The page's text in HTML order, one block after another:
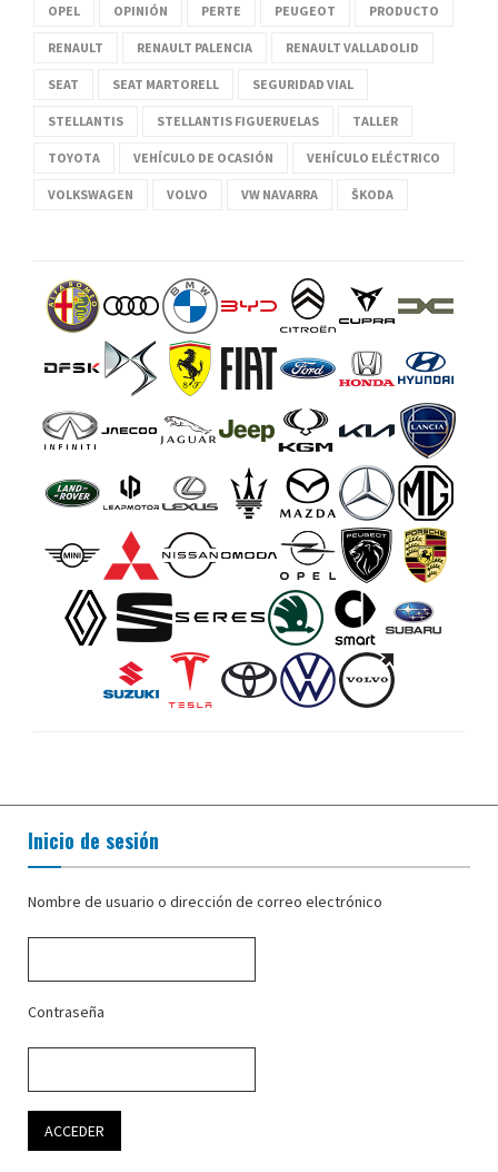
OPEL OPINIÓN PERTE PEUGEOT PRODUCTO
RENAULT RENAULT PALENCIA RENAULT VALLADOLID
SEAT SEAT MARTORELL SEGURIDAD VIAL
STELLANTIS STELLANTIS FIGUERUELAS TALLER
TOYOTA VEHÍCULO DE OCASIÓN VEHÍCULO ELÉCTRICO
VOLKSWAGEN VOLVO VW NAVARRA ŠKODA
Inicio de sesión
Nombre de usuario o dirección de correo electrónico
Contraseña